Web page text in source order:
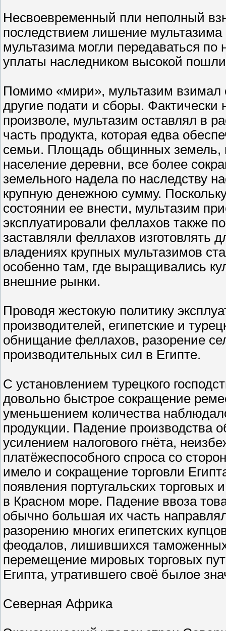
Несвоевременный пли неполный
последствием лишение
мультазима могли передаваться
уплаты наследником высокой
Помимо «мири», мультазим взимал
другие подати и сборы.
произволе, мультазим оставлял в
часть продукта, которая едва
семьи. Площадь общинных земель,
население деревни, все более
земельного надела по наследству
крупную денежною сумму.
состоянии ее внести, мультазим
эксплуатировали феллахов также
заставляли феллахов изготовлять
владениях крупных мультазимов
особенно там, где выращивались
внешние рынки.
Проводя жестокую политику
производителей, египетские и
обнищание феллахов, разорение
производительных сил в Египте.
С установлением турецкого
довольно быстрое сокращение
уменьшением количества
продукции. Падение производства
усилением налогового гнёта,
платёжеспособного спроса со
имело и сокращение торговли
появления португальских
в Красном море. Падение ввоза
обычно большая их часть
разорению многих египетских
феодалов, лишившихся
перемещение мировых торговых
Египта, утратившего своё былое
Северная Африка